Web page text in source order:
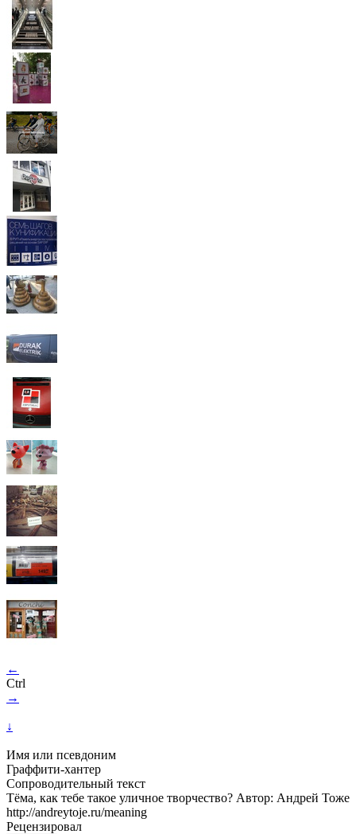
←
Ctrl
→
↓
Имя или псевдоним
Граффити-хантер
Сопроводительный текст
Тёма, как тебе такое уличное творчество? Автор: Андрей Тоже
http://andreytoje.ru/meaning
Рецензировал